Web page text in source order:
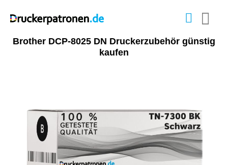
Brother DCP-8025 DN Druckerzubehör günstig
kaufen